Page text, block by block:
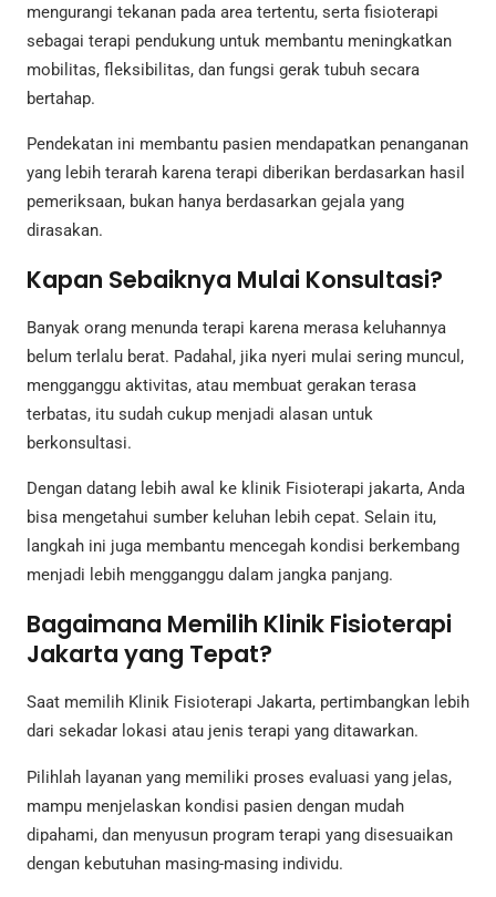
mengurangi tekanan pada area tertentu, serta fisioterapi
sebagai terapi pendukung untuk membantu meningkatkan
mobilitas, fleksibilitas, dan fungsi gerak tubuh secara
bertahap.
Pendekatan ini membantu pasien mendapatkan penanganan
yang lebih terarah karena terapi diberikan berdasarkan hasil
pemeriksaan, bukan hanya berdasarkan gejala yang
dirasakan.
Kapan Sebaiknya Mulai Konsultasi?
Banyak orang menunda terapi karena merasa keluhannya
belum terlalu berat. Padahal, jika nyeri mulai sering muncul,
mengganggu aktivitas, atau membuat gerakan terasa
terbatas, itu sudah cukup menjadi alasan untuk
berkonsultasi.
Dengan datang lebih awal ke klinik Fisioterapi jakarta, Anda
bisa mengetahui sumber keluhan lebih cepat. Selain itu,
langkah ini juga membantu mencegah kondisi berkembang
menjadi lebih mengganggu dalam jangka panjang.
Bagaimana Memilih Klinik Fisioterapi
Jakarta yang Tepat?
Saat memilih Klinik Fisioterapi Jakarta, pertimbangkan lebih
dari sekadar lokasi atau jenis terapi yang ditawarkan.
Pilihlah layanan yang memiliki proses evaluasi yang jelas,
mampu menjelaskan kondisi pasien dengan mudah
dipahami, dan menyusun program terapi yang disesuaikan
dengan kebutuhan masing-masing individu.